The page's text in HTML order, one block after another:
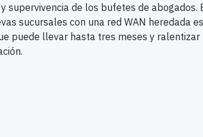
supervivencia de los bufetes de abogados.
sucursales con una red WAN heredada
puede llevar hasta tres meses y ralentizar